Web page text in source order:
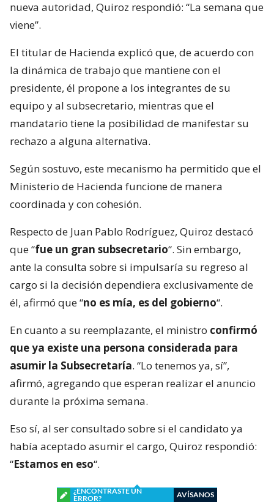
nueva autoridad, Quiroz respondió: “La semana que
viene”.
El titular de Hacienda explicó que, de acuerdo con
la dinámica de trabajo que mantiene con el
presidente, él propone a los integrantes de su
equipo y al subsecretario, mientras que el
mandatario tiene la posibilidad de manifestar su
rechazo a alguna alternativa.
Según sostuvo, este mecanismo ha permitido que el
Ministerio de Hacienda funcione de manera
coordinada y con cohesión.
Respecto de Juan Pablo Rodríguez, Quiroz destacó
que “fue un gran subsecretario“. Sin embargo,
ante la consulta sobre si impulsaría su regreso al
cargo si la decisión dependiera exclusivamente de
él, afirmó que “no es mía, es del gobierno“.
En cuanto a su reemplazante, el ministro confirmó
que ya existe una persona considerada para
asumir la Subsecretaría. “Lo tenemos ya, sí”,
afirmó, agregando que esperan realizar el anuncio
durante la próxima semana.
Eso sí, al ser consultado sobre si el candidato ya
había aceptado asumir el cargo, Quiroz respondió:
“Estamos en eso“.
¿ENCONTRASTE UN
ERROR?
AVÍSANOS